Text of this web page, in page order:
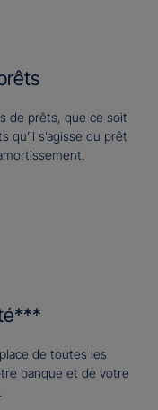
de prêts, que ce soit
s’agisse du prêt
de toutes les
banque et de votre